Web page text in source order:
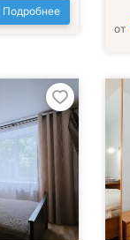
Подробнее
от